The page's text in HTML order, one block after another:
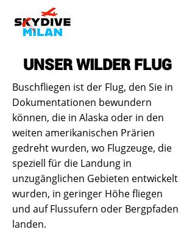
UNSER WILDER FLUG
Buschfliegen ist der Flug, den Sie in
Dokumentationen bewundern
können, die in Alaska oder in den
weiten amerikanischen Prärien
gedreht wurden, wo Flugzeuge, die
speziell für die Landung in
unzugänglichen Gebieten entwickelt
wurden, in geringer Höhe fliegen
und auf Flussufern oder Bergpfaden
landen.